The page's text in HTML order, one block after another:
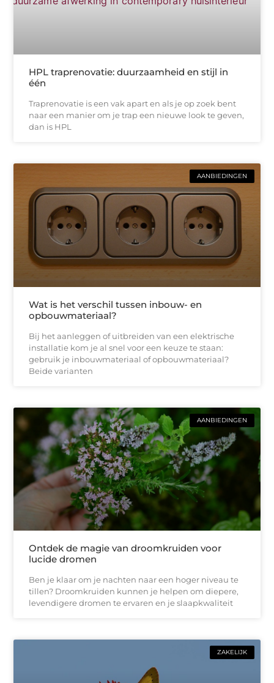
HPL traprenovatie: duurzaamheid en stijl in
één
Traprenovatie is een vak apart en als je op zoek bent
naar een manier om je trap een nieuwe look te geven,
dan is HPL
AANBIEDINGEN
Wat is het verschil tussen inbouw- en
opbouwmateriaal?
Bij het aanleggen of uitbreiden van een elektrische
installatie kom je al snel voor een keuze te staan:
gebruik je inbouwmateriaal of opbouwmateriaal?
Beide varianten
AANBIEDINGEN
Ontdek de magie van droomkruiden voor
lucide dromen
Ben je klaar om je nachten naar een hoger niveau te
tillen? Droomkruiden kunnen je helpen om diepere,
levendigere dromen te ervaren en je slaapkwaliteit
ZAKELIJK